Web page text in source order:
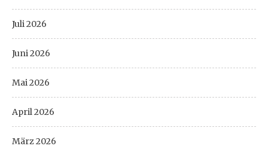
Juli 2026
Juni 2026
Mai 2026
April 2026
März 2026